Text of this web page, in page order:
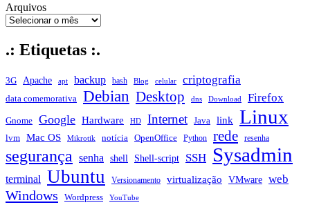
Arquivos
.: Etiquetas :.
3G Apache apt backup bash Blog celular criptografia
data comemorativa Debian Desktop dns Download Firefox
Gnome Google Hardware HD Internet Java link Linux
lvm Mac OS Mikrotik notícia OpenOffice Python rede resenha
segurança senha shell Shell-script SSH Sysadmin
terminal Ubuntu Versionamento virtualização VMware web
Windows Wordpress YouTube